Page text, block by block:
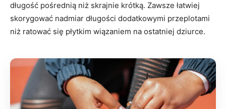
długość pośrednią niż skrajnie krótką. Zawsze łatwiej
skorygować nadmiar długości dodatkowymi przeplotami
niż ratować się płytkim wiązaniem na ostatniej dziurce.